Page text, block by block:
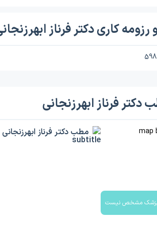
رزومه کاری دکتر فرناز
فرناز ابهرزنجانی
پزشک مشخص نیست
مطب دکتر فرناز ابهرزنجانی